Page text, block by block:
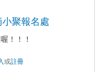
聚報名處
！！！
或註冊